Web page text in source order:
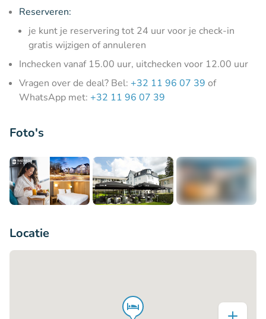
Reserveren:
je kunt je reservering tot 24 uur voor je check-in
gratis wijzigen of annuleren
Inchecken vanaf 15.00 uur, uitchecken voor 12.00 uur
Vragen over de deal? Bel: +32 11 96 07 39 of
WhatsApp met: +32 11 96 07 39
Foto's
Locatie